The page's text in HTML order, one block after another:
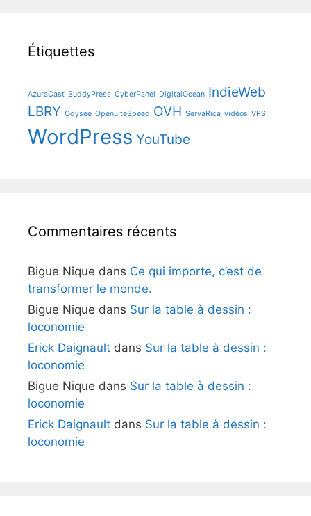
Étiquettes
AzuraCast BuddyPress CyberPanel DigitalOcean IndieWeb
LBRY Odysee OpenLiteSpeed OVH ServaRica vidéos VPS
WordPress YouTube
Commentaires récents
Bigue Nique dans Ce qui importe, c’est de
transformer le monde.
Bigue Nique dans Sur la table à dessin :
loconomie
Erick Daignault dans Sur la table à dessin :
loconomie
Bigue Nique dans Sur la table à dessin :
loconomie
Erick Daignault dans Sur la table à dessin :
loconomie